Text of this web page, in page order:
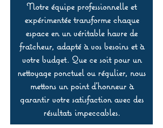
Notre équipe professionnelle et
expérimentée transforme chaque
espace en un véritable havre de
fraîcheur, adapté à vos besoins et à
votre budget. Que ce soit pour un
nettoyage ponctuel ou régulier, nous
mettons un point d’honneur à
garantir votre satisfaction avec des
résultats impeccables.